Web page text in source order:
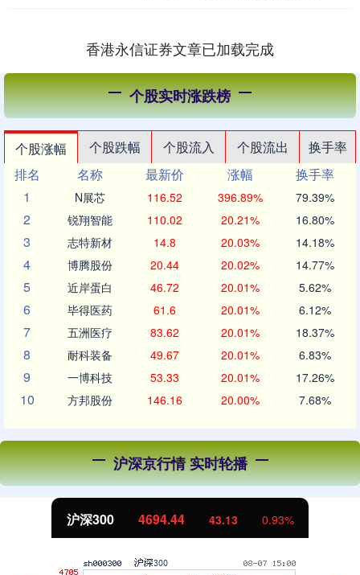
香港永信证券文章已加载完成
个股实时涨跌榜
个股涨幅 个股跌幅 个股流入 个股流出
换手率
排名
名称 最新价 涨幅
换手率
1
N展芯 116.52 396.89% 79.39%
2 锐翔智能 110.02 20.21% 16.80%
3 志特新材 14.8 20.03% 14.18%
4 博腾股份 20.44 20.02% 14.77%
5 近岸蛋白 46.72 20.01% 5.62%
6 毕得医药 61.6 20.01% 6.12%
7 五洲医疗 83.62 20.01% 18.37%
8 耐科装备 49.67 20.01% 6.83%
9 一博科技 53.33 20.01% 17.26%
10 方邦股份 146.16 20.00% 7.68%
沪深京行情 实时轮播
沪深300 4694.44 43.13 0.93%